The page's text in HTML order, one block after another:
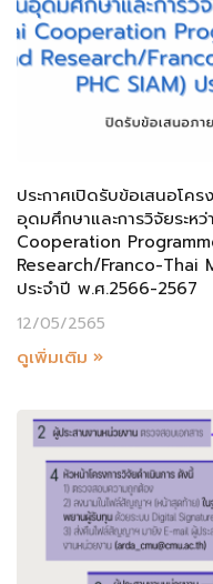
ประกาศเปิดรับข้อเสนอโค
อุดมศึกษาและการวิจัยระห
Cooperation
Research/Franco-Thai
ประจำปี พ.ศ.2566-2567
12/05/2565
ดูเพิ่มเติม »